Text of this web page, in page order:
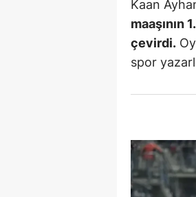
Kaan
maaşının
çevirdi.
spor